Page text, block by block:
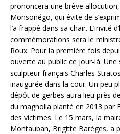
prononcera une brève
Monsonégo, qui évite de
l’a frappé dans sa chair. L’invité
commémorations sera le
Roux. Pour la première fois
ouverte au public ce jour-là.
sculpteur français Charles
inaugurée dans la cour. Un peu
dépôt de gerbes aura lieu près
du magnolia planté en 2013 par
des victimes. Le 15 mars, la
Montauban, Brigitte Barèges, a